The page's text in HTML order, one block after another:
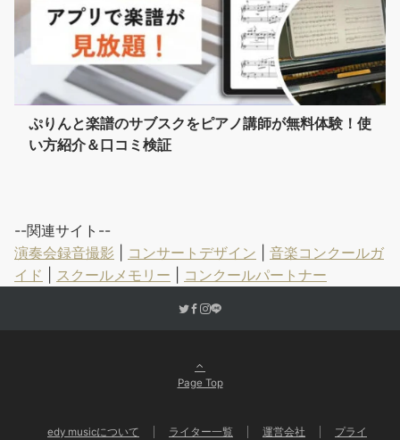
ぷりんと楽譜のサブスクをピアノ講師が無料体験！使
い方紹介＆口コミ検証
--関連サイト--
演奏会録音撮影
コンサートデザイン
音楽コンクールガ
イド
スクールメモリー コンクールパートナー
Page Top
edy musicについて ライター一覧 運営会社 プライ